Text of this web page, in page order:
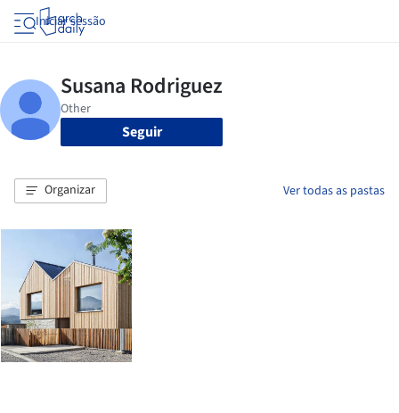
Iniciar sessão
Seguir
Organizar Ver todas as pastas